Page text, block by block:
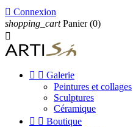
 Connexion
shopping_cart Panier (0)

  Galerie
Peintures et collages
Sculptures
Céramique
  Boutique